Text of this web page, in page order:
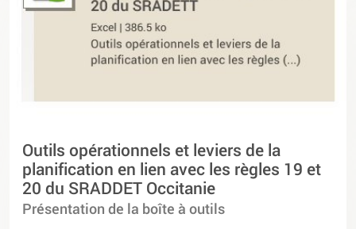
Outils opérationnels et leviers de la
planification en lien avec les règles 19 et
20 du SRADDET Occitanie
Présentation de la boîte à outils